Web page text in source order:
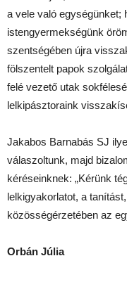
a vele való egységünket;
istengyermekségünk
szentségében újra
fölszentelt papok
felé vezető utak
lelkipásztoraink
Jakabos Barnabás SJ
válaszoltunk, majd
kéréseinknek: „Kérünk
lelkigyakorlatot, a
közösségérzetében az
Orbán Júlia